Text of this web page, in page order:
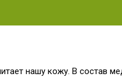
нашу кожу. В состав